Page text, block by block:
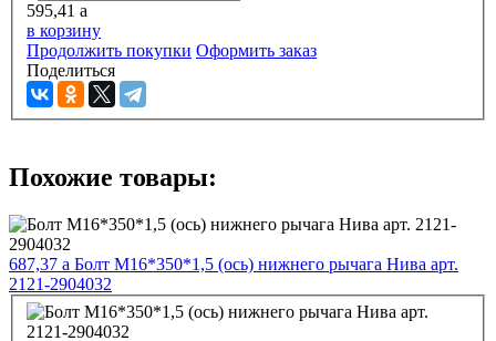
595,41 a
в корзину
Продолжить покупки Оформить заказ
Поделиться
Похожие товары:
687,37 a Болт М16*350*1,5 (ось) нижнего рычага Нива арт.
2121-2904032